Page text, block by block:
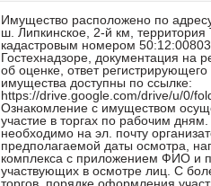
Имущество расположено по
ш. Липкинское, 2-й км, территория
кадастровым номером
Гостехнадзоре, документация на
об оценке, ответ
имущества доступны по ссылке:
https://drive.google.com/drive/u/0/
Ознакомление с имуществом
участие в торгах по рабочим
необходимо на эл. почту
предполагаемой даты осмотра,
комплекса с приложением ФИО и
участвующих в осмотре лиц. С